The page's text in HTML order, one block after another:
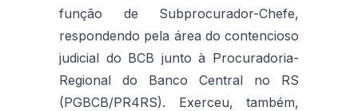
função de Subprocurador-Chefe,
respondendo pela área do contencioso
judicial do BCB junto à Procuradoria-
Regional do Banco Central no RS
(PGBCB/PR4RS). Exerceu, também,